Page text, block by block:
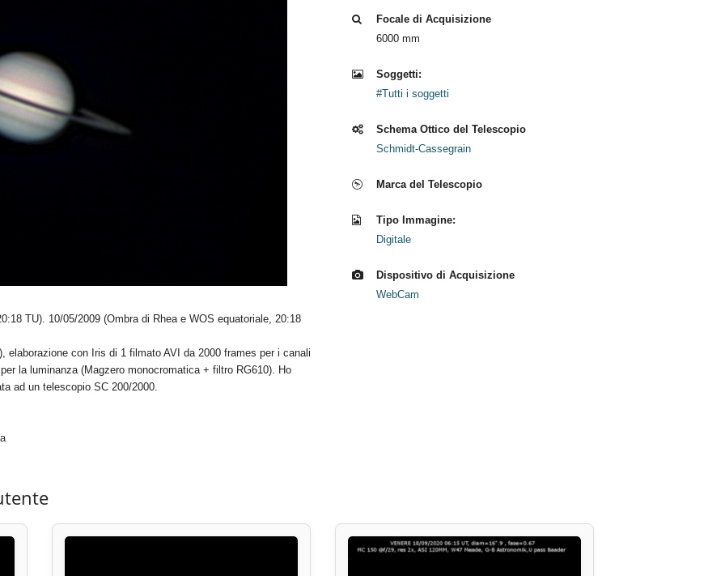
TU). 10/05/2009 (Ombra di Rhea e WOS equatoriale, 20:18
elaborazione con Iris di 1 filmato AVI da 2000 frames per i canali
la luminanza (Magzero monocromatica + filtro RG610). Ho
ad un telescopio SC 200/2000.
Focale di Acquisizione
6000 mm
Soggetti:
#Tutti i soggetti
Schema Ottico del Telescopio
Schmidt-Cassegrain
Marca del Telescopio
Tipo Immagine:
Digitale
Dispositivo di Acquisizione
WebCam